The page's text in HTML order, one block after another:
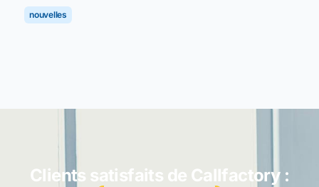
nouvelles
Clients satisfaits de Callfactory :